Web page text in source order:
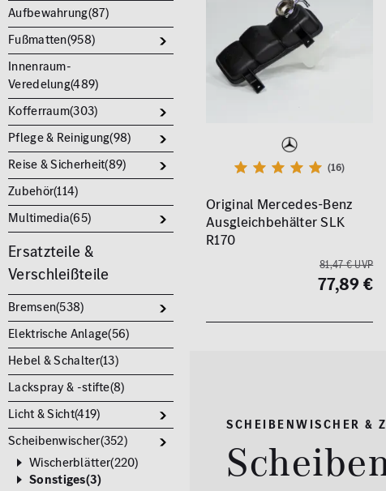
Aufbewahrung(87)
Fußmatten(958)
Innenraum-
Veredelung(489)
Kofferraum(303)
Pflege & Reinigung(98)
Reise & Sicherheit(89)
Zubehör(114)
Multimedia(65)
Ersatzteile &
Verschleißteile
Bremsen(538)
Elektrische Anlage(56)
Hebel & Schalter(13)
Lackspray & -stifte(8)
Licht & Sicht(419)
Scheibenwischer(352)
Wischerblätter(220)
Sonstiges(3)
(16)
Original Mercedes-Benz
Ausgleichbehälter SLK
R170
81,47 € UVP
77,89 €
SCHEIBENWISCHER &